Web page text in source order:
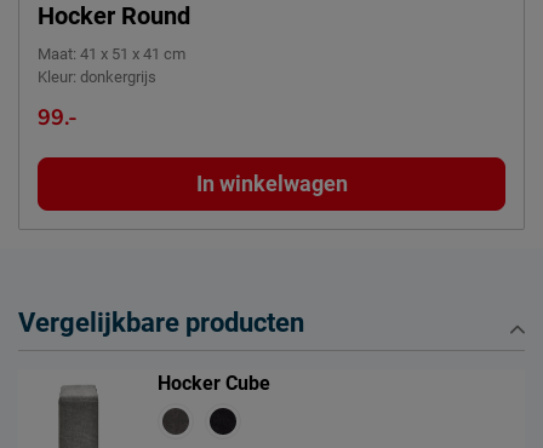
Hocker Round
Maat: 41 x 51 x 41 cm
Kleur: donkergrijs
99.-
In winkelwagen
Vergelijkbare producten
Hocker Cube